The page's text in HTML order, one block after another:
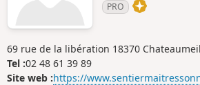
PRO
69 rue de la libération 18370
Tel :02 48 61 39 89
Site web :https://